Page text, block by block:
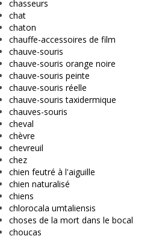
chasseurs
chat
chaton
chauffe-accessoires de film
chauve-souris
chauve-souris orange noire
chauve-souris peinte
chauve-souris réelle
chauve-souris taxidermique
chauves-souris
cheval
chèvre
chevreuil
chez
chien feutré à l'aiguille
chien naturalisé
chiens
chlorocala umtaliensis
choses de la mort dans le bocal
choucas